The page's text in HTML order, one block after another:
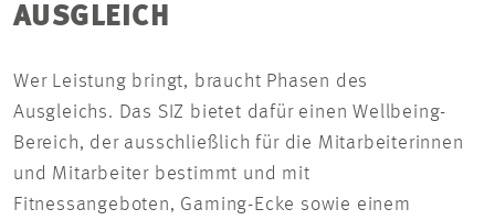
AUSGLEICH
Wer Leistung bringt, braucht Phasen des
Ausgleichs. Das SIZ bietet dafür einen Wellbeing-
Bereich, der ausschließlich für die Mitarbeiterinnen
und Mitarbeiter bestimmt und mit
Fitnessangeboten, Gaming-Ecke sowie einem